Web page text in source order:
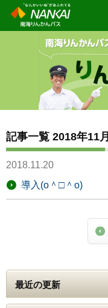
記事一覧 2018年11月
2018.11.20
導入(o＾□＾o)
最近の更新